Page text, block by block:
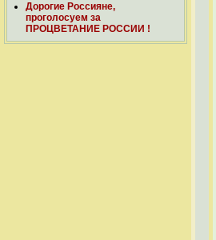
Дорогие Россияне,
проголосуем за
ПРОЦВЕТАНИЕ РОССИИ !